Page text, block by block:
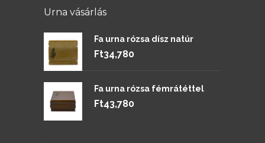
Urna vásárlás
Fa urna rózsa dísz natúr
Ft34,780
Fa urna rózsa fémrátéttel
Ft43,780